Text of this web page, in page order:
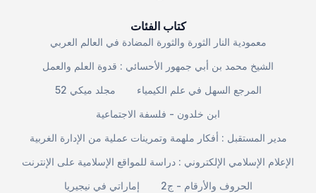
كتاب الفئات
معمودية النار الثورة والثورة المضادة في العالم العربي
الشيخ محمد بن أبي جمهور الأحسائي : قدوة العلم والعمل
مجلد ميكي 52
المرجع السهل في علم الكيمياء
ابن خلدون - فلسفة الاجتماعية
مدير المستقبل : أفكار ملهمة وتمرينات عملية من الإدارة الغربية
الإعلام الإسلامي الإلكتروني : دراسة للمواقع الإسلامية على الإنترنت
إماراتي في نيجيريا
الحروف والأرقام - ج2